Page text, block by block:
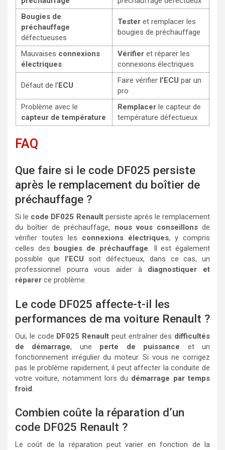
Bougies de
préchauffage
défectueuses
Tester et remplacer les
bougies de préchauffage
Mauvaises connexions
électriques
Vérifier et réparer les
connexions électriques
Défaut de l’ECU
Faire vérifier l’ECU par un
pro
Problème avec le
capteur de température
Remplacer le capteur de
température défectueux
FAQ
Que faire si le code DF025 persiste
après le remplacement du boîtier de
préchauffage ?
Si le code DF025 Renaultpersiste après le remplacement
du boîtier de préchauffage, nous vous conseillonsde
vérifier toutes les connexions électriques, y compris
celles des bougies de préchauffage. Il est également
possible que l’ECU soit défectueux, dans ce cas, un
professionnel pourra vous aider à diagnostiquer et
réparer ce problème.
Le code DF025 affecte-t-il les
performances de ma voiture Renault ?
Oui, le code DF025 Renault peut entraîner des difficultés
de démarrage, une perte de puissance et un
fonctionnement irrégulier du moteur. Si vous ne corrigez
pas le problème rapidement, il peut affecter la conduite de
votre voiture, notamment lors du démarrage par temps
froid.
Combien coûte la réparation d’un
code DF025 Renault ?
Le coût de la réparation peut varier en fonction de la